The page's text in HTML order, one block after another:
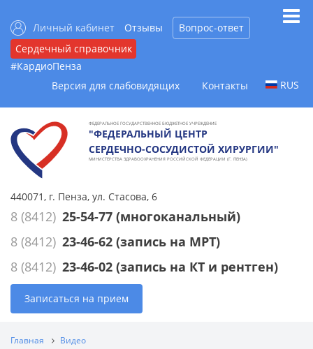
Личный кабинет Отзывы
Вопрос-ответ
Сердечный справочник
#КардиоПенза
Версия для слабовидящих
Контакты RUS
ФЕДЕРАЛЬНОЕ ГОСУДАРСТВЕННОЕ БЮДЖЕТНОЕ УЧРЕЖДЕНИЕ
"ФЕДЕРАЛЬНЫЙ ЦЕНТР
СЕРДЕЧНО-СОСУДИСТОЙ ХИРУРГИИ"
МИНИСТЕРСТВА ЗДРАВООХРАНЕНИЯ РОССИЙСКОЙ ФЕДЕРАЦИИ (Г. ПЕНЗА)
440071, г. Пенза, ул. Стасова, 6
8 (8412) 25-54-77 (многоканальный)
8 (8412) 23-46-62 (запись на МРТ)
8 (8412) 23-46-02 (запись на КТ и рентген)
Записаться на прием
Главная
Видео